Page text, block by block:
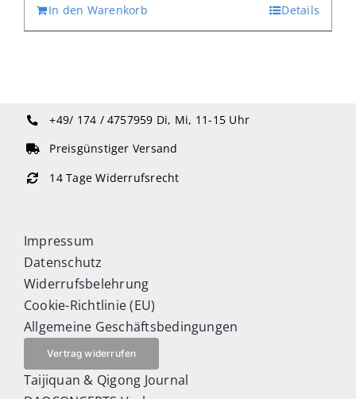
In den Warenkorb Details
+49/ 174 / 4757959 Di, Mi, 11-15 Uhr
Preisgünstiger Versand
14 Tage Widerrufsrecht
Impressum
Datenschutz
Widerrufsbelehrung
Cookie-Richtlinie (EU)
Allgemeine Geschäftsbedingungen
Vertrag widerrufen
Taijiquan & Qigong Journal